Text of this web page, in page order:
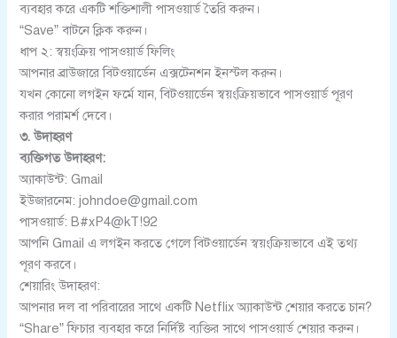
ব্যবহার করে একটি শক্তিশালী পাসওয়ার্ড তৈরি করুন।
“Save” বাটনে ক্লিক করুন।
ধাপ ২: স্বয়ংক্রিয় পাসওয়ার্ড ফিলিং
আপনার ব্রাউজারে বিটওয়ার্ডেন এক্সটেনশন ইনস্টল করুন।
যখন কোনো লগইন ফর্মে যান, বিটওয়ার্ডেন স্বয়ংক্রিয়ভাবে পাসওয়ার্ড পূরণ
করার পরামর্শ দেবে।
৩. উদাহরণ
ব্যক্তিগত উদাহরণ:
অ্যাকাউন্ট: Gmail
ইউজারনেম: johndoe@gmail.com
পাসওয়ার্ড: B#xP4@kT!92
আপনি Gmail এ লগইন করতে গেলে বিটওয়ার্ডেন স্বয়ংক্রিয়ভাবে এই তথ্য
পূরণ করবে।
শেয়ারিং উদাহরণ:
আপনার দল বা পরিবারের সাথে একটি Netflix অ্যাকাউন্ট শেয়ার করতে চান?
“Share” ফিচার ব্যবহার করে নির্দিষ্ট ব্যক্তির সাথে পাসওয়ার্ড শেয়ার করুন।